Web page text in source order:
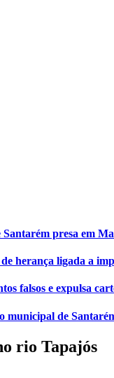
presa em
herança ligada a
falsos e expulsa
municipal de
rio Tapajós